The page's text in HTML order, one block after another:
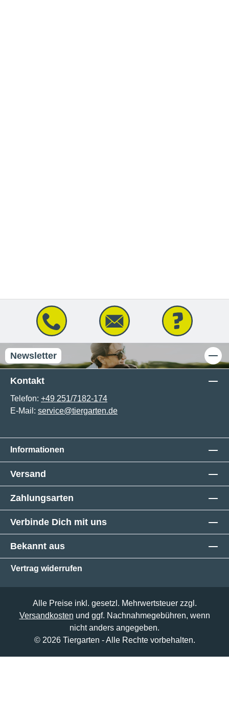
Newsletter
Kontakt
Telefon: +49 251/7182-174
E-Mail: service@tiergarten.de
Informationen
Versand
Zahlungsarten
Verbinde Dich mit uns
Bekannt aus
Vertrag widerrufen
Alle Preise inkl. gesetzl. Mehrwertsteuer zzgl.
Versandkosten und ggf. Nachnahmegebühren, wenn
nicht anders angegeben.
© 2026 Tiergarten - Alle Rechte vorbehalten.